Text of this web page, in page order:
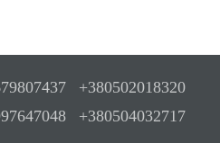
+380502018320
+380504032717